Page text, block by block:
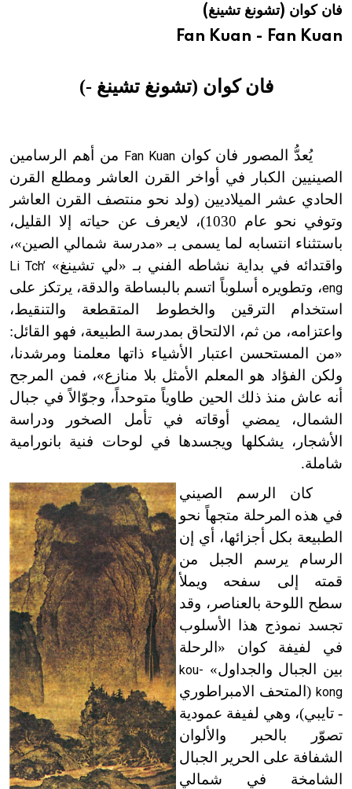
هيئة الموسوعة العربية تطلق موسوعات جديدة في عام 2026
فان كوان (تشونغ تشينغ)
Fan Kuan - Fan Kuan
فان كوان (تشونغ تشينغ-
)
يُعدُّ المصور فان كوانFan Kuan من أهم الرسامين
الصينيين الكبار في أواخر القرن العاشر ومطلع القرن
الحادي عشر الميلاديين (ولد نحو منتصف القرن العاشر
وتوفي نحو عام 1030)، لا
يعرف عن حياته إلا القليل،
باستثناء انتسابه لما يسمى بـ «مدرسة شمالي الصين»،
واقتدائه في بداية نشاطه الفني بـ «لي تشينغ» Li Tch’
eng، وتطويره أسلوباً اتسم بالبساطة والدقة، يرتكز على
استخدام الترقين والخطوط المتقطعة والتنقيط،
واعتزامه، من ثم، الالتحاق بمدرسة الطبيعة، فهو القائل:
«من المستحسن اعتبار الأشياء ذاتها معلمنا ومرشدنا،
ولكن الفؤاد هو المعلم الأمثل بلا منازع»، فمن المرجح
أنه عاش منذ ذلك الحين طاوياً متوحداً، وجوّالاً في جبال
الشمال، يمضي أوقاته في تأمل الصخور ودراسة
الأشجار، يشكلها ويجسدها في لوحات فنية بانورامية
شاملة.
كان الرسم الصيني
في هذه المرحلة متجهاً نحو
الطبيعة بكل أجزائها، أي إن
الرسام يرسم الجبل من
قمته إلى سفحه ويملأ
سطح اللوحة بالعناصر، وقد
تجسد نموذج هذا الأسلوب
في لفيفة كوان «الرحلة
بين الجبال والجداول» kou-
kong (المتحف الامبراطوري
- تايبي)، وهي لفيفة عمودية
تصوّر بالحبر والألوان
الشفافة على الحرير الجبال
الشامخة في شمالي